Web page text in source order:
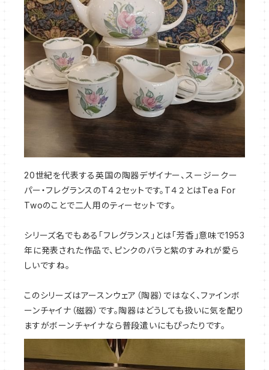
20世紀を代表する英国の陶器デザイナー、スージークー
パー・フレグランスのT４２セットです。T４２とはTea For
Twoのことで二人用のティーセットです。
シリーズ名でもある「フレグランス」とは「芳香」意味で1953
年に発表された作品で、 ピンクのバラと紫のすみれが愛ら
しいですね。
このシリーズはアースンウェア（陶器）ではなく、ファインボ
ーンチャイナ（磁器）です。陶器はどうしても扱いに気を配り
ますがボーンチャイナなら普段遣いにもぴったりです。